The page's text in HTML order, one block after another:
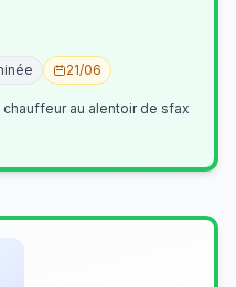
21/06
au alentoir de sfax